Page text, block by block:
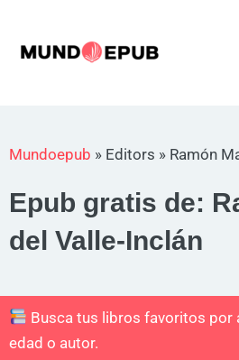
contenido
Mundoepub » Editors » Ramón
Epub gratis de:
del Valle-Inclán
Busca tus libros favoritos por
edad o autor.